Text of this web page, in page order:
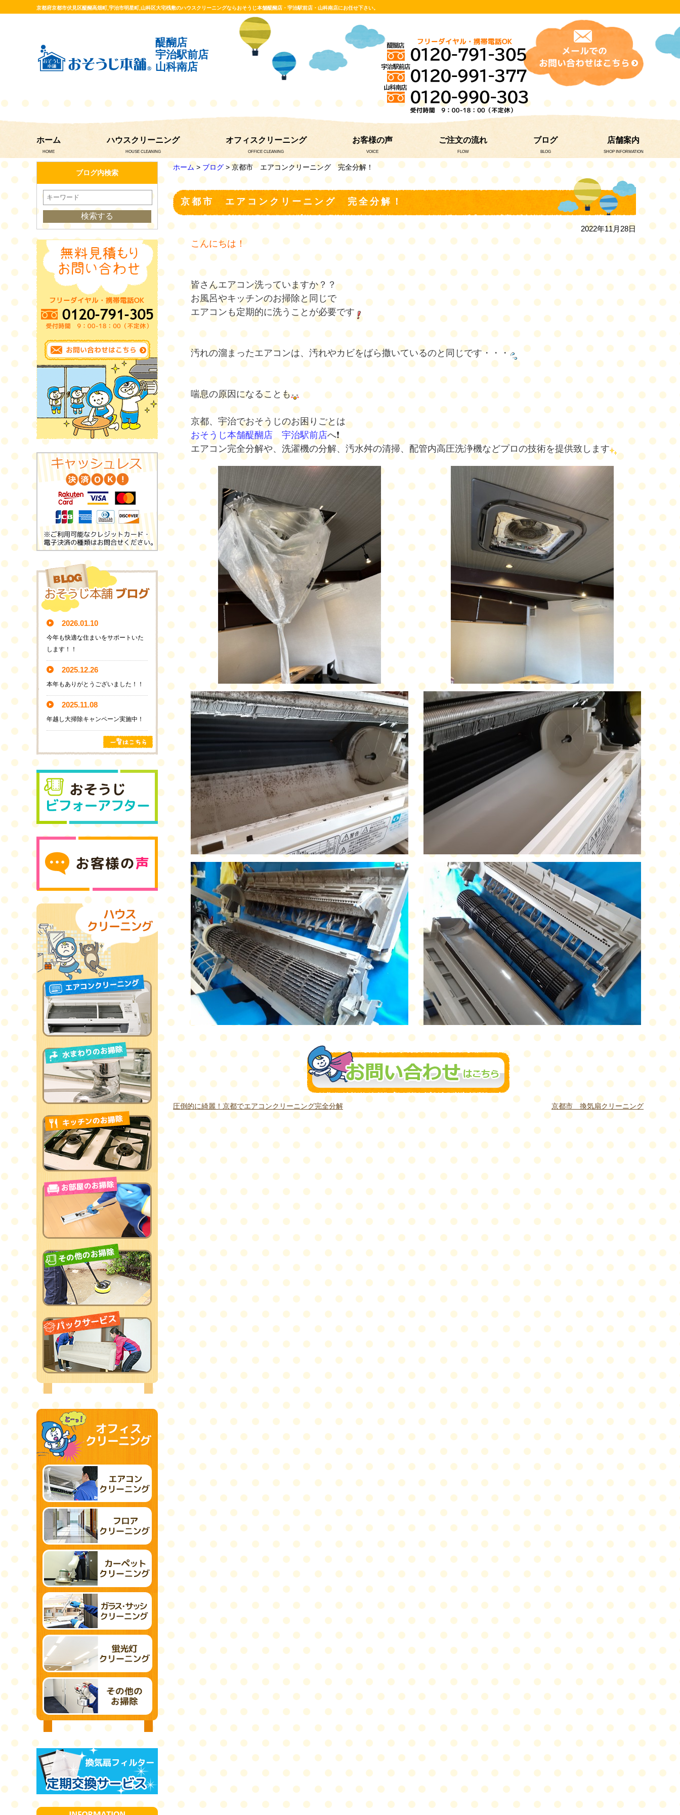
京都府京都市伏見区醍醐高畑町,宇治市明星町,山科区大宅桟敷のハウスクリーニングならおそうじ本舗醍醐店・宇治駅前店・山科南店にお任せ下さい。
醍醐店
宇治駅前店
山科南店
ホーム
HOME
ハウスクリーニング
HOUSE CLEANING
オフィスクリーニング
OFFICE CLEANING
お客様の声
VOICE
ご注文の流れ
FLOW
ブログ
BLOG
店舗案内
SHOP INFORMATION
ホーム> ブログ > 京都市 エアコンクリーニング 完全分解！
京都市 エアコンクリーニング 完全分解！
2022年11月28日
こんにちは！
皆さんエアコン洗っていますか？？
お風呂やキッチンのお掃除と同じで
エアコンも定期的に洗うことが必要です
汚れの溜まったエアコンは、汚れやカビをばら撒いているのと同じです・・・
喘息の原因になることも
京都、宇治でおそうじのお困りごとは
おそうじ本舗醍醐店 宇治駅前店へ❗️
エアコン完全分解や、洗濯機の分解、汚水舛の清掃、配管内高圧洗浄機などプロの技術を提供致します
圧倒的に綺麗！京都でエアコンクリーニング完全分解 京都市 換気扇クリーニング
ブログ内検索
2026.01.10
今年も快適な住まいをサポートいた
します！！
2025.12.26
本年もありがとうございました！！
2025.11.08
年越し大掃除キャンペーン実施中！